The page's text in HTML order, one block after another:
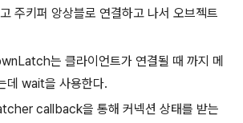
주키퍼 앙상블로 연결하고 나서 오브젝트
는 클라이언트가 연결될 때 까지 메
데 wait을 사용한다.
callback을 통해 커넥션 상태를 받는